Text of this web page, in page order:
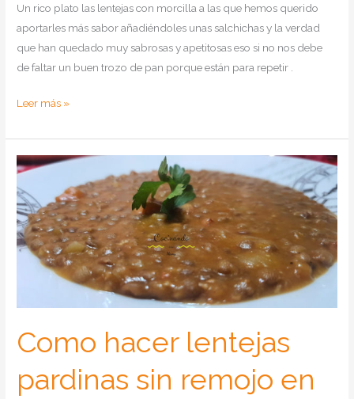
Un rico plato las lentejas con morcilla a las que hemos querido
aportarles más sabor añadiéndoles unas salchichas y la verdad
que han quedado muy sabrosas y apetitosas eso si no nos debe
de faltar un buen trozo de pan porque están para repetir .
Como
lentejas
con
y
salchichas
en
Olla
Leer más »
Como hacer lentejas
pardinas sin remojo en